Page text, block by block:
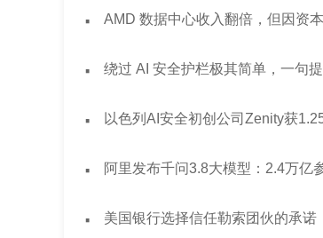
· AMD 数据中心收入翻倍，但因资
· 绕过 AI 安全护栏极其简单，一句
· 以色列AI安全初创公司Zenity获
· 阿里发布千问3.8大模型：2.4万亿
· 美国银行选择信任勒索团伙的承